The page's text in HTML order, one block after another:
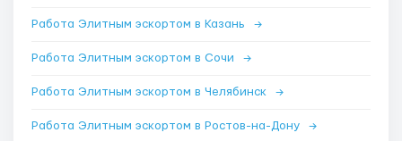
Работа Элитным эскортом в Казань →
Работа Элитным эскортом в Сочи →
Работа Элитным эскортом в Челябинск →
Работа Элитным эскортом в Ростов-на-Дону →